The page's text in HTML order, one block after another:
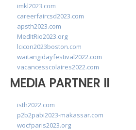
imkl2023.com
careerfaircsd2023.com
apsth2023.com
MedItRio2023.org
lcicon2023boston.com
waitangidayfestival2022.com
vacancesscolaires2022.com
MEDIA PARTNER II
isth2022.com
p2b2pabi2023-makassar.com
wocfparis2023.org